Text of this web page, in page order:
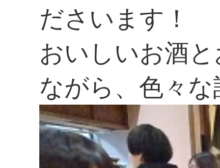
ださいます！
おいしいお酒
ながら、色々